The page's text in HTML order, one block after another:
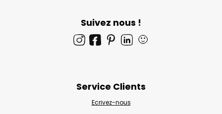
Suivez nous !
🙂
Service Clients
Ecrivez-nous